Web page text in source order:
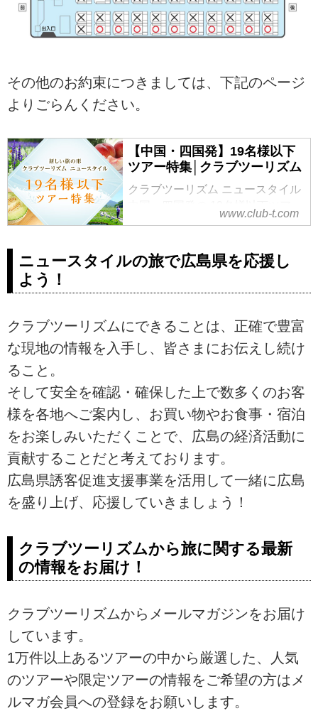
その他のお約束につきましては、下記のページ
よりごらんください。
【中国・四国発】19名様以下
ツアー特集│クラブツーリズム
クラブツーリズム ニュースタイル
いただく、クラブツーリズムの新
しい旅の形のご提案です。
www.club-t.com
ニュースタイルの旅で広島県を応援し
よう！
クラブツーリズムにできることは、正確で豊富
な現地の情報を入手し、皆さまにお伝えし続け
ること。
そして安全を確認・確保した上で数多くのお客
様を各地へご案内し、お買い物やお食事・宿泊
をお楽しみいただくことで、広島の経済活動に
貢献することだと考えております。
広島県誘客促進支援事業を活用して一緒に広島
を盛り上げ、応援していきましょう！
クラブツーリズムから旅に関する最新
の情報をお届け！
クラブツーリズムからメールマガジンをお届け
しています。
1万件以上あるツアーの中から厳選した、人気
のツアーや限定ツアーの情報をご希望の方はメ
ルマガ会員への登録をお願いします。